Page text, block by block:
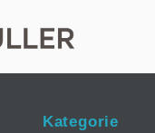
Kategorie